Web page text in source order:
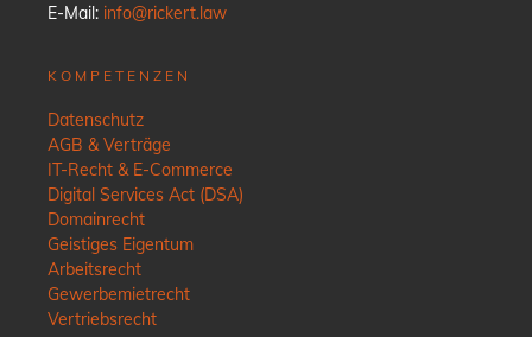
E-Mail: info@rickert.law
KOMPETENZEN
Datenschutz
AGB & Verträge
IT-Recht & E-Commerce
Digital Services Act (DSA)
Domainrecht
Geistiges Eigentum
Arbeitsrecht
Gewerbemietrecht
Vertriebsrecht